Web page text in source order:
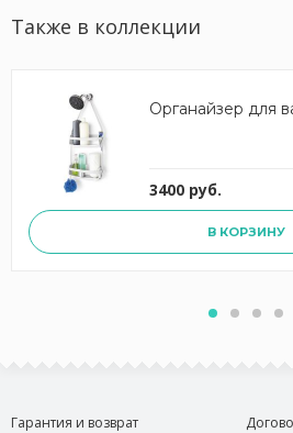
Также в коллекции
Органайзер для
3400 руб.
В КОРЗИНУ
Гарантия и возврат